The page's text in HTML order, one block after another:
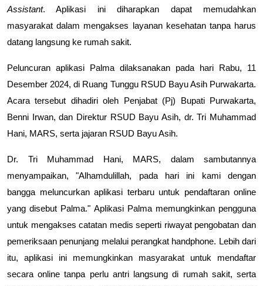
Assistant. Aplikasi ini diharapkan dapat memudahkan
masyarakat dalam mengakses layanan kesehatan tanpa harus
datang langsung ke rumah sakit.
Peluncuran aplikasi Palma dilaksanakan pada hari Rabu, 11
Desember 2024, di Ruang Tunggu RSUD Bayu Asih Purwakarta.
Acara tersebut dihadiri oleh Penjabat (Pj) Bupati Purwakarta,
Benni Irwan, dan Direktur RSUD Bayu Asih, dr. Tri Muhammad
Hani, MARS, serta jajaran RSUD Bayu Asih.
Dr. Tri Muhammad Hani, MARS, dalam sambutannya
menyampaikan, "Alhamdulillah, pada hari ini kami dengan
bangga meluncurkan aplikasi terbaru untuk pendaftaran online
yang disebut Palma." Aplikasi Palma memungkinkan pengguna
untuk mengakses catatan medis seperti riwayat pengobatan dan
pemeriksaan penunjang melalui perangkat handphone. Lebih dari
itu, aplikasi ini memungkinkan masyarakat untuk mendaftar
secara online tanpa perlu antri langsung di rumah sakit, serta